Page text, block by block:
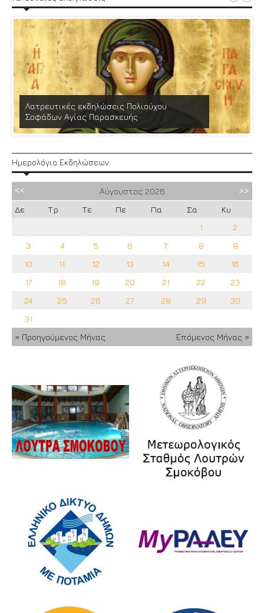
Λατρευτικές εκδηλώσεις Πολιούχου
Σοφάδων Αγίας Παρασκευής
Ημερολόγιο Εκδηλώσεων
Αύγουστος 2026
Δε
Τρ Τε Πε Πα Σα
Κυ
1
2
3
4 5 6 7 8
9
10
11 12 13 14 15
16
17
18 19 20 21 22
23
24
25 26 27 28 29
30
31
« Προηγούμενος Μήνας
Επόμενος Μήνας »